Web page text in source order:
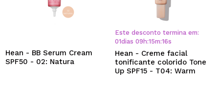
Hean - BB Serum Cream
SPF50 - 02: Natura
Este desconto termina em:
01dias 09 h:15m:15s
Hean - Creme facial
tonificante colorido Tone
Up SPF15 - T04: Warm